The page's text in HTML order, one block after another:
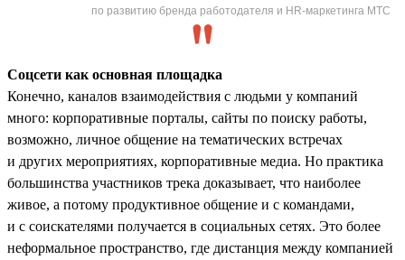
по развитию бренда работодателя и HR-маркетинга МТС
Соцсети как основная площадка
Конечно, каналов взаимодействия с людьми у компаний
много: корпоративные порталы, сайты по поиску работы,
возможно, личное общение на тематических встречах
и других мероприятиях, корпоративные медиа. Но практика
большинства участников трека доказывает, что наиболее
живое, а потому продуктивное общение и с командами,
и с соискателями получается в социальных сетях. Это более
неформальное пространство, где дистанция между компанией